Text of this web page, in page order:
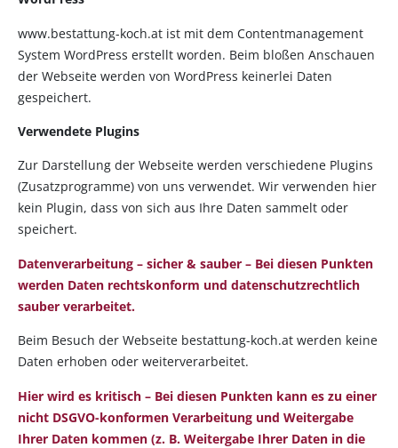
www.bestattung-koch.at ist mit dem Contentmanagement
System WordPress erstellt worden. Beim bloßen Anschauen
der Webseite werden von WordPress keinerlei Daten
gespeichert.
Verwendete Plugins
Zur Darstellung der Webseite werden verschiedene Plugins
(Zusatzprogramme) von uns verwendet. Wir verwenden hier
kein Plugin, dass von sich aus Ihre Daten sammelt oder
speichert.
Datenverarbeitung – sicher & sauber – Bei diesen Punkten
werden Daten rechtskonform und datenschutzrechtlich
sauber verarbeitet.
Beim Besuch der Webseite bestattung-koch.at werden keine
Daten erhoben oder weiterverarbeitet.
Hier wird es kritisch – Bei diesen Punkten kann es zu einer
nicht DSGVO-konformen Verarbeitung und Weitergabe
Ihrer Daten kommen (z. B. Weitergabe Ihrer Daten in die